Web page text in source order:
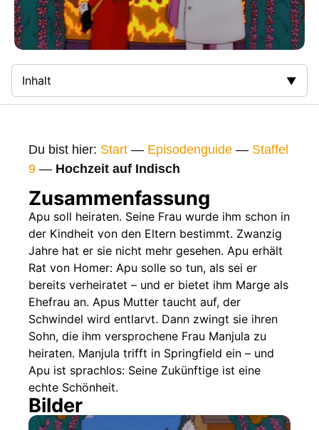
Inhalt
Gags
Gaststars
Fakten
Sendetermine
Nächste / Vorherige Folge
Du bist hier: Start — Episodenguide — Staffel
9 — Hochzeit auf Indisch
Zusammenfassung
Apu soll heiraten. Seine Frau wurde ihm schon in
der Kindheit von den Eltern bestimmt. Zwanzig
Jahre hat er sie nicht mehr gesehen. Apu erhält
Rat von Homer: Apu solle so tun, als sei er
bereits verheiratet – und er bietet ihm Marge als
Ehefrau an. Apus Mutter taucht auf, der
Schwindel wird entlarvt. Dann zwingt sie ihren
Sohn, die ihm versprochene Frau Manjula zu
heiraten. Manjula trifft in Springfield ein – und
Apu ist sprachlos: Seine Zukünftige ist eine
echte Schönheit.
Bilder